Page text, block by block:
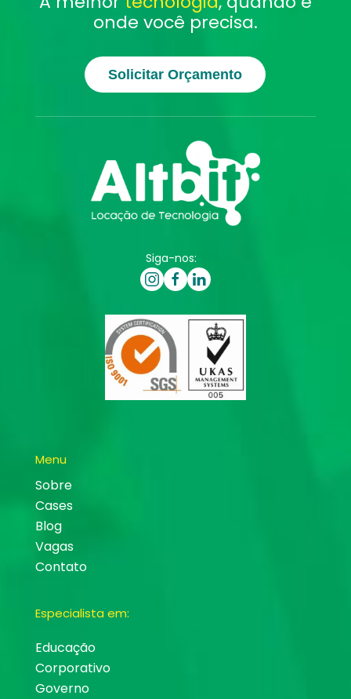
onde você precisa.
Solicitar Orçamento
Siga-nos:
Menu
Sobre
Cases
Blog
Vagas
Contato
Especialista em:
Educação
Corporativo
Governo